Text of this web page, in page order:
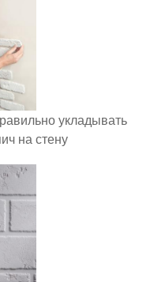
укладывать
на стену